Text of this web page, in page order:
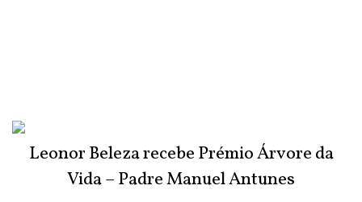
Leonor Beleza recebe Prémio Árvore da
Vida – Padre Manuel Antunes